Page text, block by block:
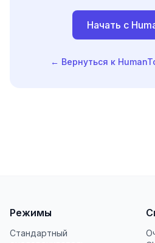
Начать с
← Вернуться к
Режимы
Стандартный